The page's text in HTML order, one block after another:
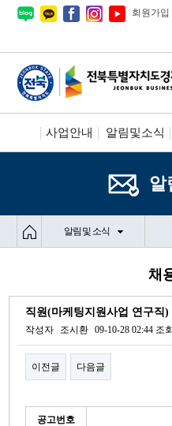
회원가입
사업안내 알림및소식
알
알림 및 소식
채
직원(마케팅지원사업 연구직)
작성자 조시환 09-10-28 02:44 조회
이전글 다음글
본문
공고번호